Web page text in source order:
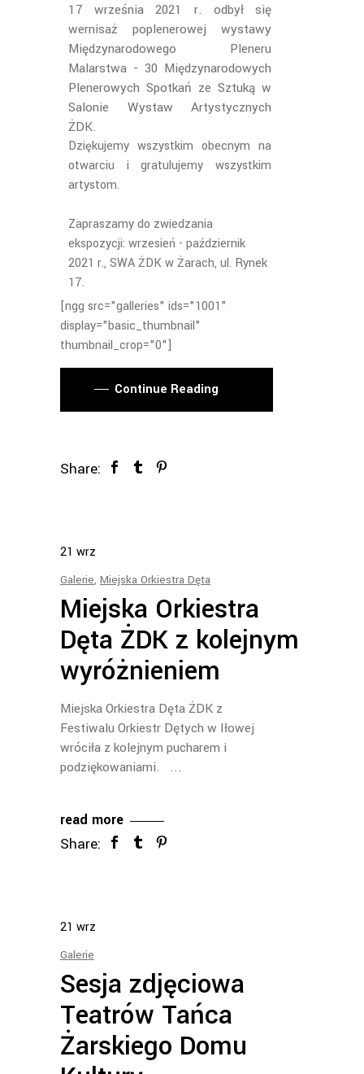
17 września 2021 r. odbył się
wernisaż poplenerowej wystawy
Międzynarodowego Pleneru
Malarstwa - 30 Międzynarodowych
Plenerowych Spotkań ze Sztuką w
Salonie Wystaw Artystycznych
ŻDK.
Dziękujemy wszystkim obecnym na
otwarciu i gratulujemy wszystkim
artystom.
Zapraszamy do zwiedzania
ekspozycji: wrzesień - październik
2021 r., SWA ŻDK w Żarach, ul. Rynek
17.
[ngg src="galleries" ids="1001"
display="basic_thumbnail"
thumbnail_crop="0"]
Continue Reading
Share:
21 wrz
Galerie, Miejska Orkiestra Dęta
Miejska Orkiestra
Dęta ŻDK z kolejnym
wyróżnieniem
Miejska Orkiestra Dęta ŻDK z
Festiwalu Orkiestr Dętych w Iłowej
wróciła z kolejnym pucharem i
podziękowaniami.
read more
Share:
21 wrz
Galerie
Sesja zdjęciowa
Teatrów Tańca
Żarskiego Domu